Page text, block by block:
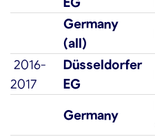
Germany
(all)
2016-
2017
Düsseldorfer
EG
Germany